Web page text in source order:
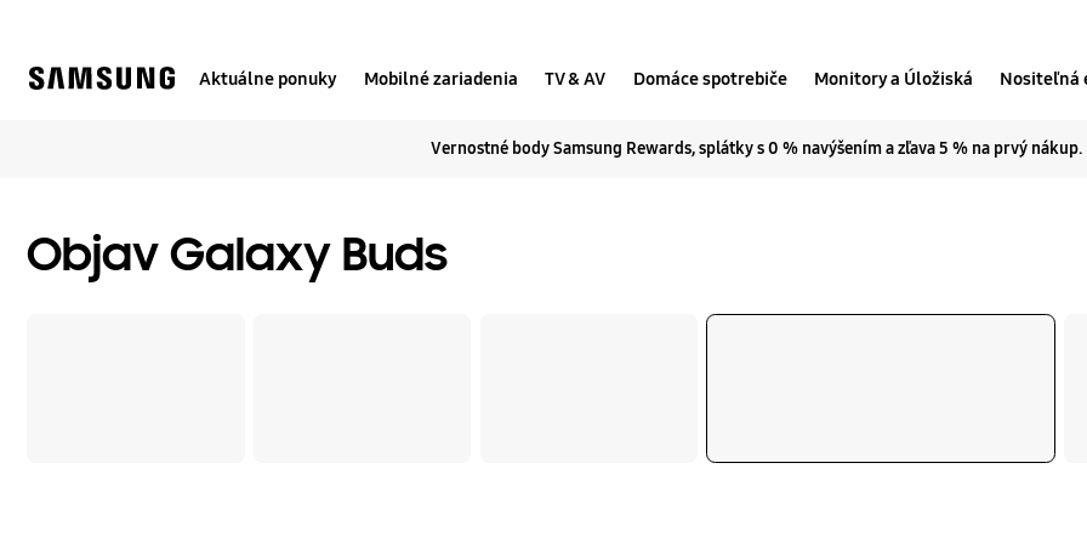
Aktuálne ponuky Mobilné zariadenia TV & AV Domáce spotrebiče Monitory a Úložiská Nositeľná
Vernostné body Samsung Rewards, splátky s 0 % navýšením a zľava 5 % na prvý nákup.
Objav Galaxy Buds